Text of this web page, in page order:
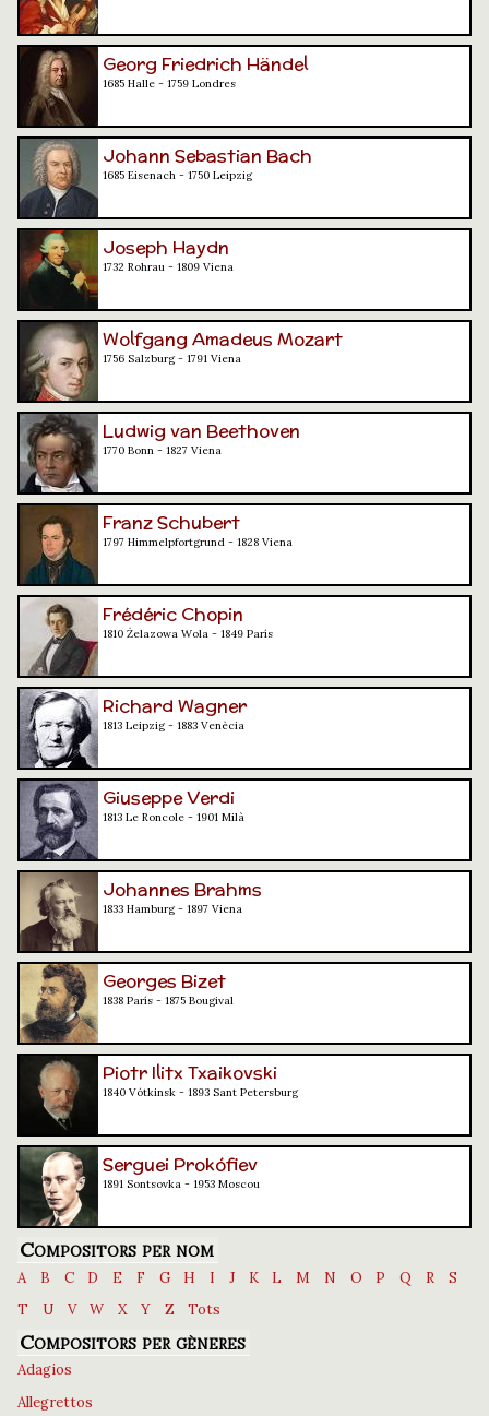
Georg Friedrich Händel
1685 Halle - 1759 Londres
Johann Sebastian Bach
1685 Eisenach - 1750 Leipzig
Joseph Haydn
1732 Rohrau - 1809 Viena
Wolfgang Amadeus Mozart
1756 Salzburg - 1791 Viena
Ludwig van Beethoven
1770 Bonn - 1827 Viena
Franz Schubert
1797 Himmelpfortgrund - 1828 Viena
Frédéric Chopin
1810 Żelazowa Wola - 1849 París
Richard Wagner
1813 Leipzig - 1883 Venècia
Giuseppe Verdi
1813 Le Roncole - 1901 Milà
Johannes Brahms
1833 Hamburg - 1897 Viena
Georges Bizet
1838 París - 1875 Bougival
Piotr Ilitx Txaikovski
1840 Vótkinsk - 1893 Sant Petersburg
Serguei Prokófiev
1891 Sontsovka - 1953 Moscou
Compositors per nom
A B C D E F G H I J K L M N O P Q R
S
T
U V W X Y Z Tots
Compositors per gèneres
Adagios
Allegrettos